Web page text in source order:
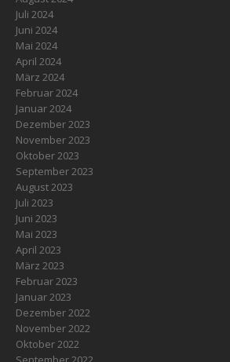
Juli 2024
Juni 2024
Mai 2024
April 2024
März 2024
Februar 2024
Januar 2024
Dezember 2023
November 2023
Oktober 2023
September 2023
August 2023
Juli 2023
Juni 2023
Mai 2023
April 2023
März 2023
Februar 2023
Januar 2023
Dezember 2022
November 2022
Oktober 2022